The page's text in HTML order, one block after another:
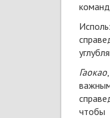
Гаокао
чтобы